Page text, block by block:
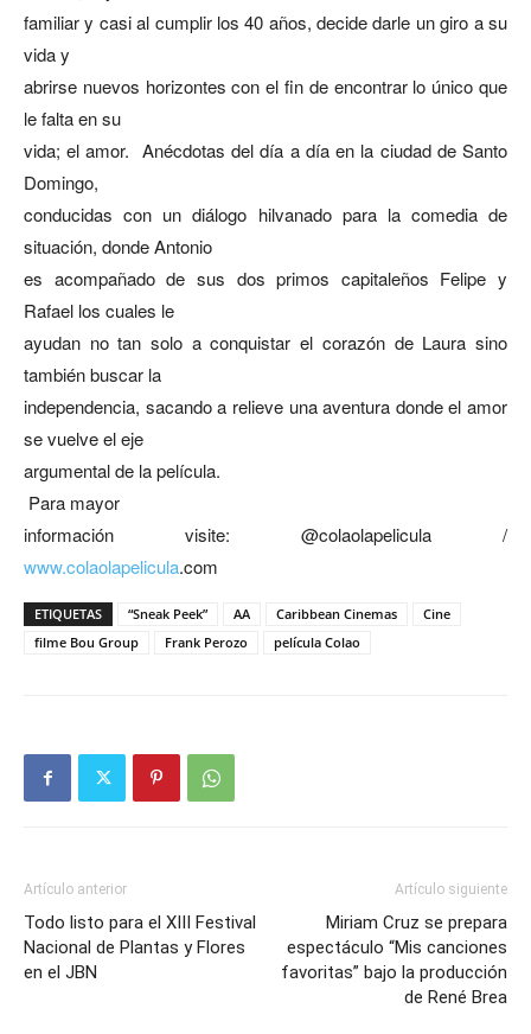
familiar y casi al cumplir los 40 años, decide darle un giro a su
vida y
abrirse nuevos horizontes con el fin de encontrar lo único que
le falta en su
vida; el amor. Anécdotas del día a día en la ciudad de Santo
Domingo,
conducidas con un diálogo hilvanado para la comedia de
situación, donde Antonio
es acompañado de sus dos primos capitaleños Felipe y
Rafael los cuales le
ayudan no tan solo a conquistar el corazón de Laura sino
también buscar la
independencia, sacando a relieve una aventura donde el amor
se vuelve el eje
argumental de la película.
Para mayor
información visite: @colaolapelicula /
www.colaolapelicula.com
ETIQUETAS “Sneak Peek” AA Caribbean Cinemas
Cine
filme Bou Group
Frank Perozo película Colao
Artículo anterior
Todo listo para el XIII Festival
Nacional de Plantas y Flores
en el JBN
Artículo siguiente
Miriam Cruz se prepara
espectáculo “Mis canciones
favoritas” bajo la producción
de René Brea